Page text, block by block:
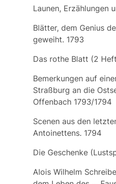
Launen, Erzählungen
Blätter, dem Genius
geweiht. 1793
Das rothe Blatt (2
Bemerkungen auf
Straßburg an die
Offenbach 1793/1794
Scenen aus den
Antoinettens. 1794
Die Geschenke
Alois Wilhelm